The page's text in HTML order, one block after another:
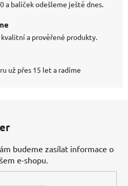
a balíček odešleme ještě dnes.
a prověřené produkty.
už přes 15 let a radíme
budeme zasílat informace o
e-shopu.